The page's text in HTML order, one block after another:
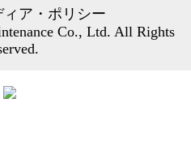
ア・ポリシー
Co., Ltd. All Rights